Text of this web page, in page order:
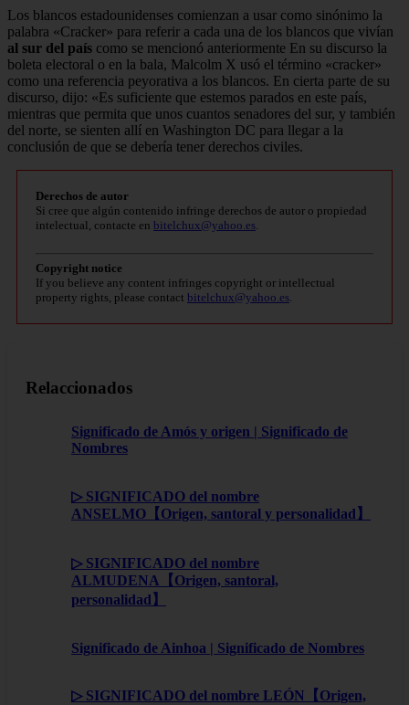
Los blancos estadounidenses comienzan a usar como sinónimo la
palabra «Cracker» para referir a cada una de los blancos que vivían
al sur del país como se mencionó anteriormente En su discurso la
boleta electoral o en la bala, Malcolm X usó el término «cracker»
como una referencia peyorativa a los blancos. En cierta parte de su
discurso, dijo: «Es suficiente que estemos parados en este país,
mientras que permita que unos cuantos senadores del sur, y también
del norte, se sienten allí en Washington DC para llegar a la
conclusión de que se debería tener derechos civiles.
Derechos de autor
Si cree que algún contenido infringe derechos de autor o propiedad
intelectual, contacte en bitelchux@yahoo.es
Copyright notice
If you believe any content infringes copyright or intellectual
property rights, please contact bitelchux@yahoo.es
Relaccionados
Significado de Amós y origen | Significado de
Nombres
▷ SIGNIFICADO del nombre
ANSELMO【Origen, santoral y personalidad】
▷ SIGNIFICADO del nombre
ALMUDENA【Origen, santoral,
personalidad】
Significado de Ainhoa | Significado de Nombres
▷ SIGNIFICADO del nombre LEÓN【Origen,